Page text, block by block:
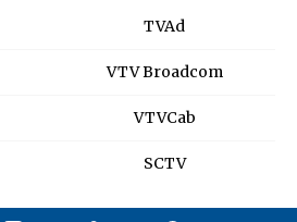
TVAd
VTV Broadcom
VTVCab
SCTV